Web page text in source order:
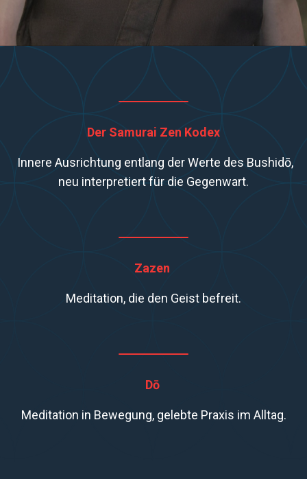
Der Samurai Zen Kodex
Innere Ausrichtung entlang der Werte des Bushidō,
neu interpretiert für die Gegenwart.
Zazen
Meditation, die den Geist befreit.
Dō
Meditation in Bewegung, gelebte Praxis im Alltag.